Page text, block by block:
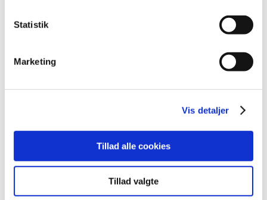
Statistik
Marketing
Vis detaljer
Tillad alle cookies
Tillad valgte
25471
blomsterband NR. 25481
BESTLA Rosegold M dekorativt band
NR. 25531